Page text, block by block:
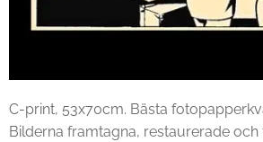
C-print, 53x70cm. Bästa
Bilderna framtagna, restaurerade och